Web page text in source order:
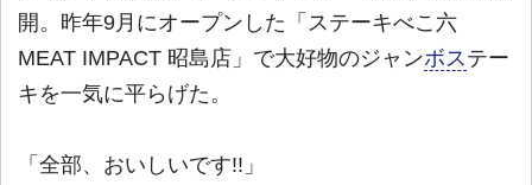
開。昨年9月にオープンした「ステーキべこ六
MEAT IMPACT 昭島店」で大好物のジャンボス テー
キを一気に平らげた。
「全部、おいしいです!!」